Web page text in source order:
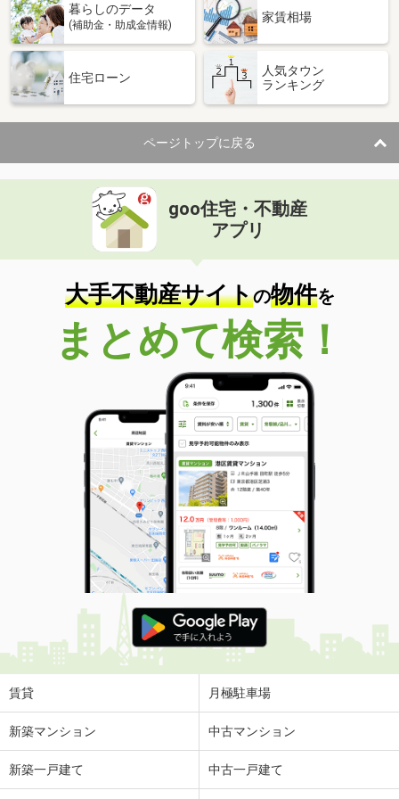
暮らしのデータ
(補助金・助成金情報)
家賃相場
住宅ローン
人気タウン
ランキング
ページトップに戻る
goo住宅・不動産
アプリ
大手不動産サイトの物件を
まとめて検索！
賃貸 月極駐車場
新築マンション 中古マンション
新築一戸建て 中古一戸建て